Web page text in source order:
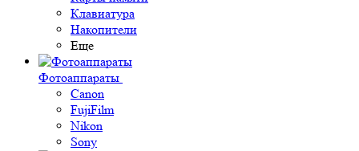
Клавиатура
Накопители
Еще
Фотоаппараты
Canon
FujiFilm
Nikon
Sony